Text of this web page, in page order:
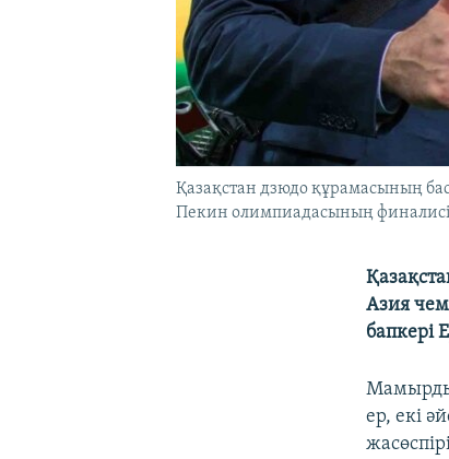
Қазақстан дзюдо құрамасының
Пекин олимпиадасының
Азия
бапкері
ер, екі